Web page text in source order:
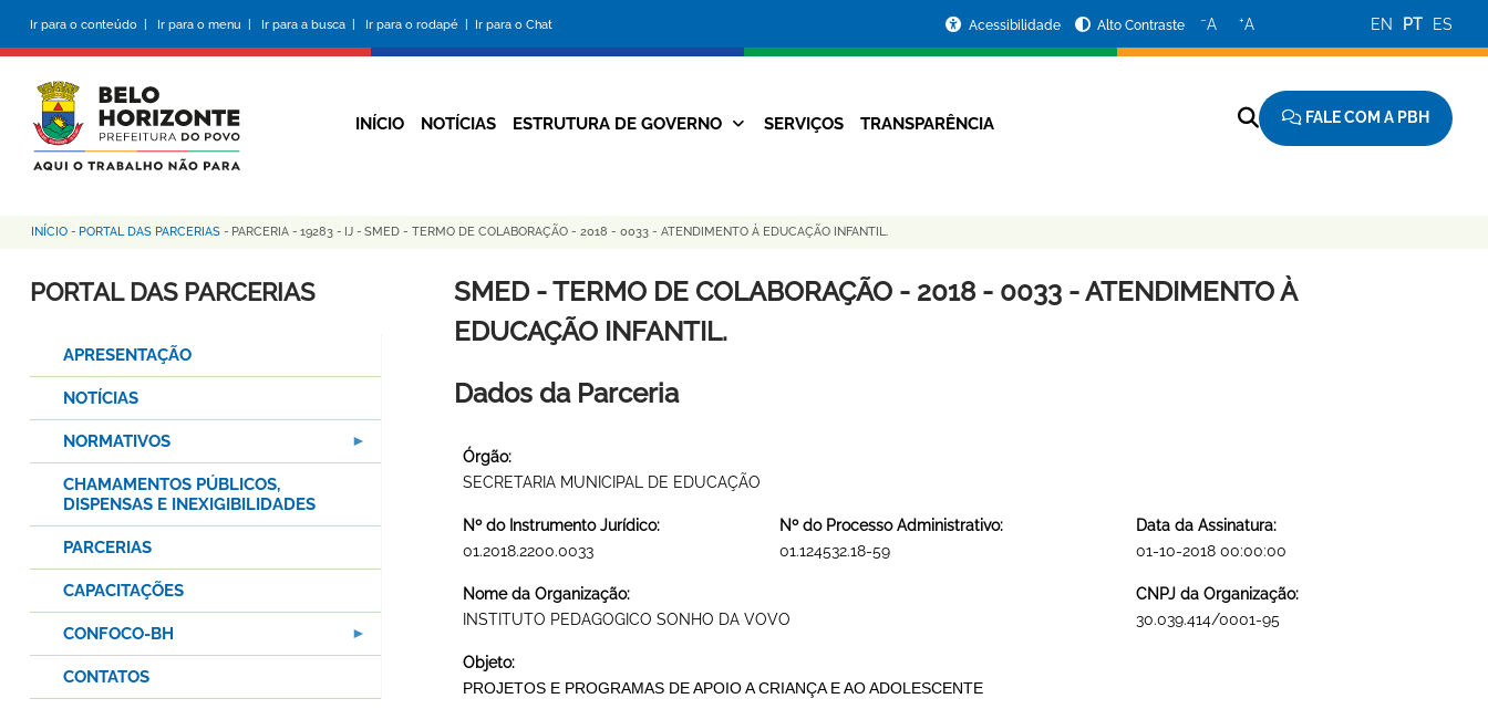
conteúdo
principal
Ir para o conteúdo | Ir para o menu | Ir para a busca | Ir para o rodapé | Ir para o Chat
da
Prefeitura
Acessibilidade Alto Contraste −A +A EN PT ES
Navegação
INÍCIO NOTÍCIAS ESTRUTURA DE GOVERNO SERVIÇOS TRANSPARÊNCIA FALE COM A PBH
Trilha
de
INÍCIO - PORTAL DAS PARCERIAS - PARCERIA - 19283 - IJ - SMED - TERMO DE COLABORAÇÃO - 2018 - 0033 - ATENDIMENTO À EDUCAÇÃO INFANTIL.
SMED - TERMO DE COLABORAÇÃO - 2018 - 0033 - ATENDIMENTO À
EDUCAÇÃO INFANTIL.
Dados da Parceria
Órgão:
SECRETARIA MUNICIPAL DE EDUCAÇÃO
Nº do Instrumento Jurídico:
01.2018.2200.0033
Nº do Processo Administrativo:
01.124532.18-59
Data da Assinatura:
01-10-2018 00:00:00
Nome da Organização:
INSTITUTO PEDAGOGICO SONHO DA VOVO
CNPJ da Organização:
30.039.414/0001-95
Objeto:
PROJETOS E PROGRAMAS DE APOIO A CRIANÇA E AO ADOLESCENTE
PORTAL DAS PARCERIAS
APRESENTAÇÃO
NOTÍCIAS
NORMATIVOS
CHAMAMENTOS PÚBLICOS,
DISPENSAS E INEXIGIBILIDADES
PARCERIAS
CAPACITAÇÕES
CONFOCO-BH
CONTATOS